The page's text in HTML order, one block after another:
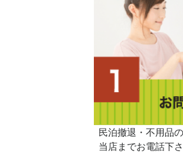
民泊撤退・不用品
当店までお電話下さ